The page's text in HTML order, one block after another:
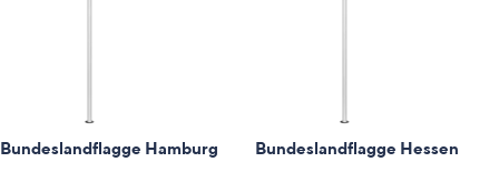
Bundeslandflagge Hamburg Bundeslandflagge Hessen